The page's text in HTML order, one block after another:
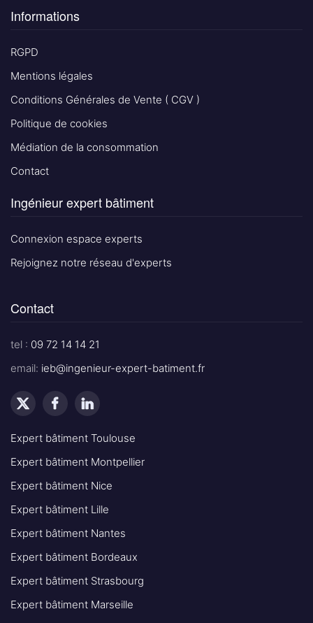
Informations
RGPD
Mentions légales
Conditions Générales de Vente ( CGV )
Politique de cookies
Médiation de la consommation
Contact
Ingénieur expert bâtiment
Connexion espace experts
Rejoignez notre réseau d'experts
Contact
tel : 09 72 14 14 21
email: ieb@ingenieur-expert-batiment.fr
Expert bâtiment Toulouse
Expert bâtiment Montpellier
Expert bâtiment Nice
Expert bâtiment Lille
Expert bâtiment Nantes
Expert bâtiment Bordeaux
Expert bâtiment Strasbourg
Expert bâtiment Marseille